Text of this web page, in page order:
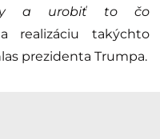
a urobiť to čo
takýchto
prezidenta Trumpa.